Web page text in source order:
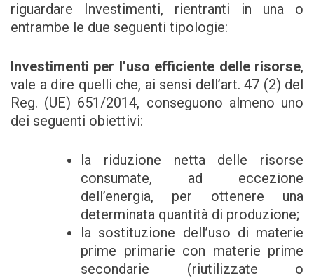
riguardare Investimenti, rientranti in una o
entrambe le due seguenti tipologie:
Investimenti per l’uso efficiente delle risorse,
vale a dire quelli che, ai sensi dell’art. 47 (2) del
Reg. (UE) 651/2014, conseguono almeno uno
dei seguenti obiettivi:
la riduzione netta delle risorse
consumate, ad eccezione
dell’energia, per ottenere una
determinata quantità di produzione;
la sostituzione dell’uso di materie
prime primarie con materie prime
secondarie (riutilizzate o